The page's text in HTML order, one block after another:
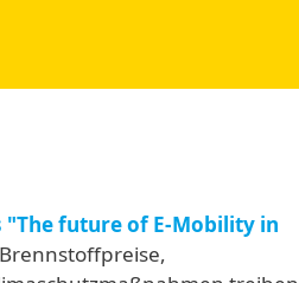
"The future of E-Mobility in